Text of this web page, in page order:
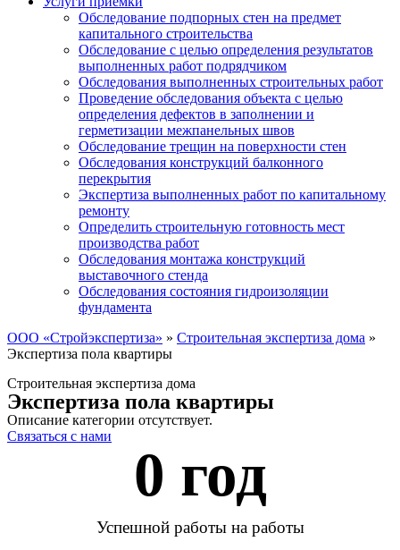
Обследование подпорных стен на предмет
капитального строительства
Обследование с целью определения результатов
выполненных работ подрядчиком
Обследования выполненных строительных работ
Проведение обследования объекта с целью
определения дефектов в заполнении и
герметизации межпанельных швов
Обследование трещин на поверхности стен
Обследования конструкций балконного
перекрытия
Экспертиза выполненных работ по капитальному
ремонту
Определить строительную готовность мест
производства работ
Обследования монтажа конструкций
выставочного стенда
Обследования состояния гидроизоляции
фундамента
ООО «Стройэкспертиза» » Строительная экспертиза дома »
Экспертиза пола квартиры
Строительная экспертиза дома
Экспертиза пола квартиры
Описание категории отсутствует.
Связаться с нами
0 год
Успешной работы на работы